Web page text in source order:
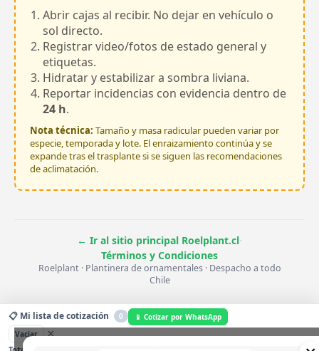
Abrir cajas al recibir. No dejar en vehículo o
sol directo.
Registrar video/fotos de estado general y
etiquetas.
Hidratar y estabilizar a sombra liviana.
Reportar incidencias con evidencia dentro de
24 h.
Nota técnica: Tamaño y masa radicular pueden variar por
especie, temporada y lote. El enraizamiento continúa y se
expande tras el trasplante si se siguen las recomendaciones
de aclimatación.
← Ir al sitio principal Roelplant.cl·
Términos y Condiciones
Roelplant · Plantinera de ornamentales · Despacho a todo
Chile
📋 Mi lista de cotización 0
📱 Cotizar por WhatsApp
Vaciar
×